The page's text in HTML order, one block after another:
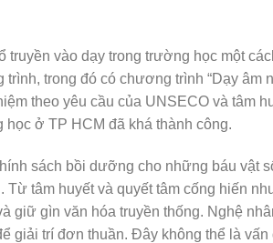
vào dạy trong trường học một
trong đó có chương trình “Dạy âm
theo yêu cầu của UNSECO và tâm
ở TP HCM đã khá thành công.
sách bồi dưỡng cho những báu vật
tâm huyết và quyết tâm cống hiến
giữ gìn văn hóa truyền thống. Nghệ
giải trí đơn thuần. Đây không thể là vấn